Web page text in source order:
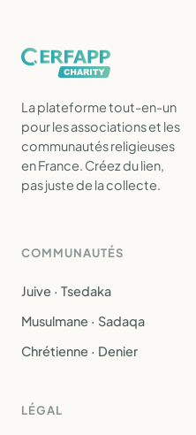
La plateforme tout-en-un
pour les associations et les
communautés religieuses
en France. Créez du lien,
pas juste de la collecte.
COMMUNAUTÉS
Juive · Tsedaka
Musulmane · Sadaqa
Chrétienne · Denier
LÉGAL